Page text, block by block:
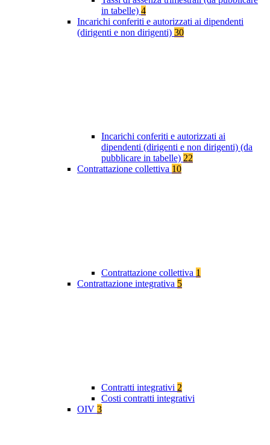
in tabelle) 4
Incarichi conferiti e autorizzati ai dipendenti
(dirigenti e non dirigenti) 30
Incarichi conferiti e autorizzati ai
dipendenti (dirigenti e non dirigenti) (da
pubblicare in tabelle) 22
Contrattazione collettiva 10
Contrattazione collettiva 1
Contrattazione integrativa 5
Contratti integrativi 2
Costi contratti integrativi
OIV 3